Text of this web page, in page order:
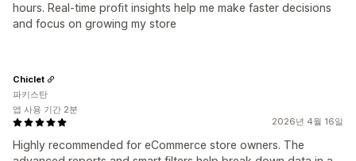
hours. Real-time profit insights help me make faster decisions
and focus on growing my store
2026년 4월 16일
Highly recommended for eCommerce store owners. The
Chiclet
파키스탄
앱 사용 기간 2분